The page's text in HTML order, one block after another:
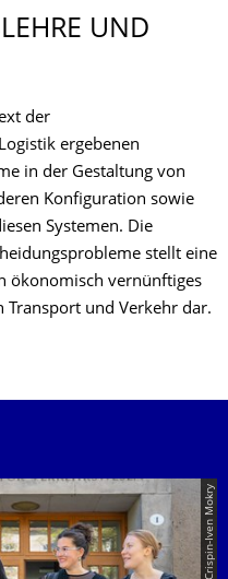
UND
der
ergebenen
in der Gestaltung von
Konfiguration sowie
Systemen. Die
stellt eine
ökonomisch vernünftiges
Transport und Verkehr dar.